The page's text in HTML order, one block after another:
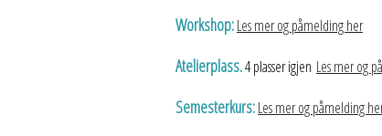
Workshop:Les mer og påmelding her
Atelierplass.4 plasser igjen Les mer og
Semesterkurs:Les mer og påmelding